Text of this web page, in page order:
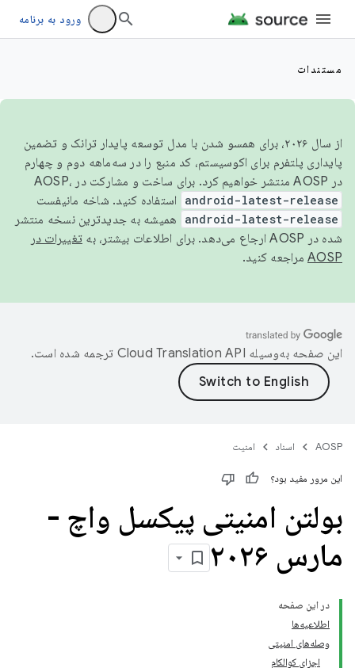
ورود به برنامه
مستندات
از سال ۲۰۲۶، برای همسو شدن با مدل توسعه پایدار ترانک و تضمین
پایداری پلتفرم برای اکوسیستم، کد منبع را در سه‌ماهه دوم و چهارم
در AOSP منتشر خواهیم کرد. برای ساخت و مشارکت در AOSP،
android-latest-release استفاده کنید. شاخه مانیفست
android-latest-release
همیشه به جدیدترین نسخه منتشر
شده در AOSP ارجاع می‌دهد. برای اطلاعات بیشتر، به
تغییرات در
AOSP مراجعه کنید.
این صفحه به‌وسیله ترجمه شده است.
AOSP اسناد امنیت
این مرور مفید بود؟
بولتن امنیتی پیکسل واچ -
مارس ۲۰۲۶
در این صفحه
اطلاعیه‌ها
وصله‌های امنیتی
اجزای کوالکام